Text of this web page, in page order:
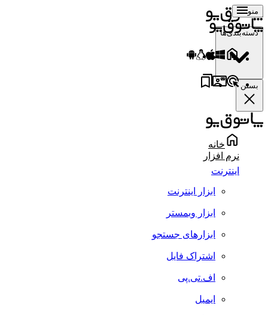
منو
دسته‌بندی‌ها
بستن
خانه
نرم افزار
اینترنت
ابزار اینترنت
ابزار وبمستر
ابزارهای جستجو
اشتراک فایل
اف.تی.پی
ایمیل